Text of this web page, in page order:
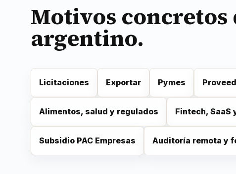
Motivos concretos
argentino.
Licitaciones Exportar Pymes
Alimentos, salud y regulados Fintech, SaaS
Subsidio PAC Empresas Auditoría remota y